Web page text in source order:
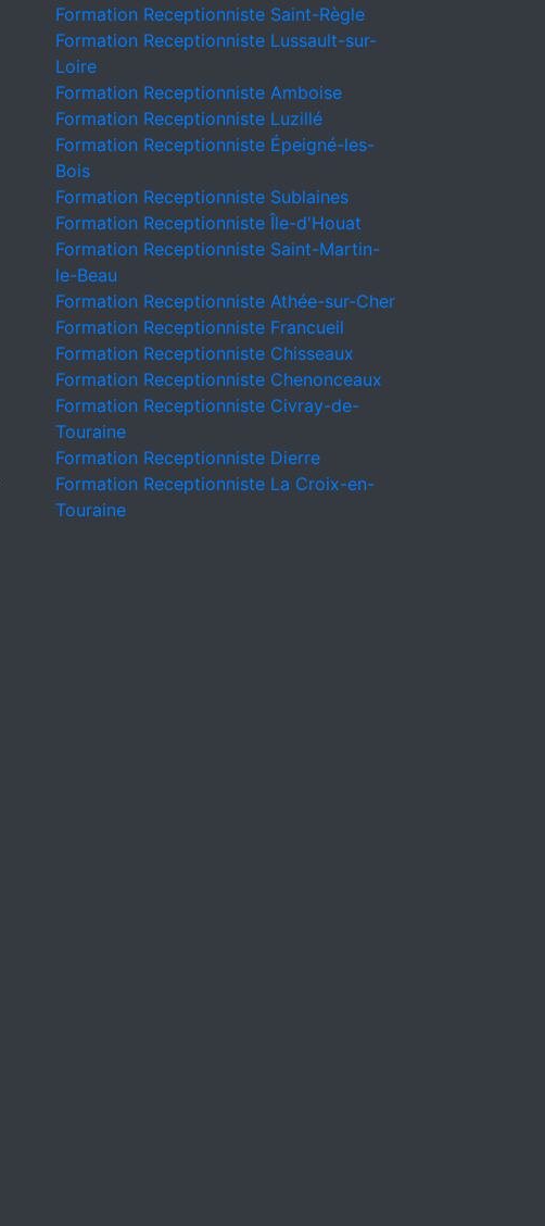
Formation Receptionniste Saint-Règle
Formation Receptionniste Lussault-sur-
Loire
Formation Receptionniste Amboise
Formation Receptionniste Luzillé
Formation Receptionniste Épeigné-les-
Bois
Formation Receptionniste Sublaines
Formation Receptionniste Île-d'Houat
Formation Receptionniste Saint-Martin-
le-Beau
Formation Receptionniste Athée-sur-Cher
Formation Receptionniste Francueil
Formation Receptionniste Chisseaux
Formation Receptionniste Chenonceaux
Formation Receptionniste Civray-de-
Touraine
Formation Receptionniste Dierre
Formation Receptionniste La Croix-en-
Touraine